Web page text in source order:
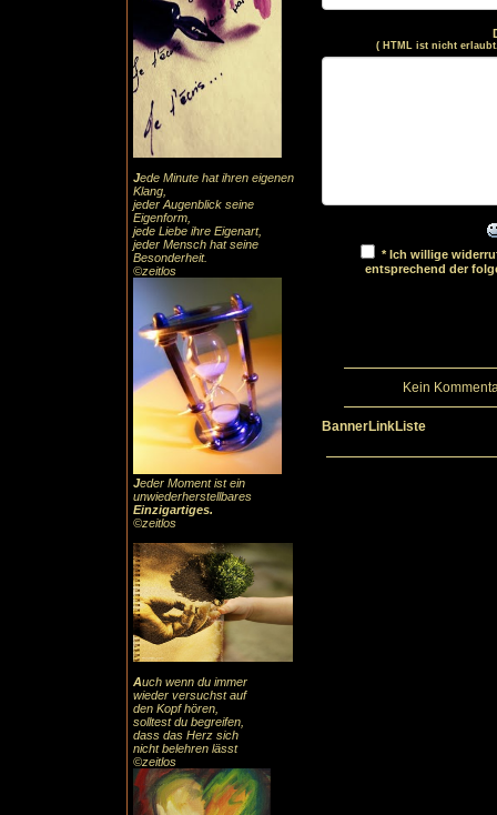
Jede Minute hat ihren eigenen
Klang,
jeder Augenblick seine
Eigenform,
jede Liebe ihre Eigenart,
jeder Mensch hat seine
Besonderheit.
©zeitlos
Jeder Moment ist ein
unwiederherstellbares
Einzigartiges.
©zeitlos
Auch wenn du immer
wieder versuchst auf
den Kopf hören,
solltest du begreifen,
dass das Herz sich
nicht belehren lässt
©zeitlos
( HTML ist nicht
* Ich willige
entsprechend der
Kein
BannerLinkListe